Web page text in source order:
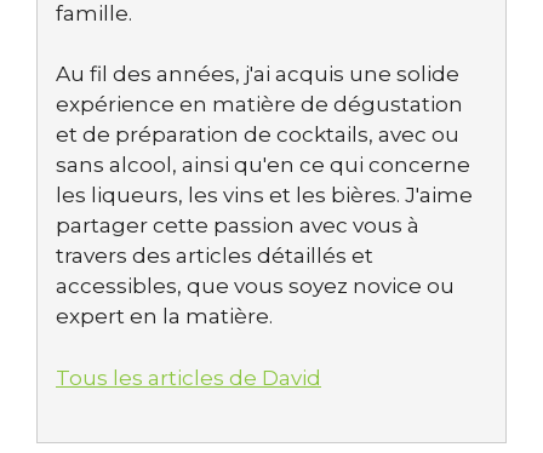
famille.
Au fil des années, j'ai acquis une solide
expérience en matière de dégustation
et de préparation de cocktails, avec ou
sans alcool, ainsi qu'en ce qui concerne
les liqueurs, les vins et les bières. J'aime
partager cette passion avec vous à
travers des articles détaillés et
accessibles, que vous soyez novice ou
expert en la matière.
Tous les articles de David